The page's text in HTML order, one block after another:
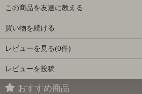
この商品を友達に教える
買い物を続ける
レビューを見る(0件)
レビューを投稿
おすすめ商品